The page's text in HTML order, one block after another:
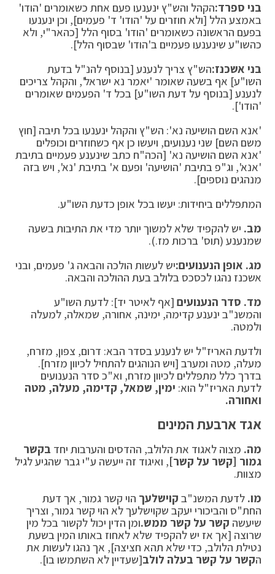
בני ספרד:הקהל והש"ץ ינענעו פעם אחת כשאומרים 'הודו'
באמצע הלל [ולא חוזרים על 'הודו' ד' פעמים], וכן ינענעו
בפעם הראשונה כשאומרים 'הודו' בסוף הלל [כהאר"י, ולא
כהשו"ע שינענעו פעמיים ב'הודו' שבסוף הלל].
בני אשכנז:הש"ץ צריך לנענע [בנוסף להנ"ל בדעת
השו"ע] אף בשעה שאומר 'יאמר נא ישראל', והקהל צריכים
לנענע [בנוסף על דעת השו"ע] בכל ד' הפעמים שאומרים
'הודו'].
'אנא השם הושיעה נא': הש"ץ והקהל ינענעו בכל תיבה [חוץ
משם השם] שני נענועים, ויעשו כן אף כשחוזרים וכופלים
'אנא השם הושיעה נא' [הכה"ח כתב שינענע פעמיים בתיבת
'אנא', וג"פ בתיבת 'הושיעה' ופעם א' בתיבת 'נא', ויש בזה
מנהגים נוספים].
המתפללים ביחידות: יעשו בכל אופן כדעת השו"ע.
מב. יש להקפיד שלא למשוך יותר מדי את התיבות בשעה
שמנענע (תוס' ברכות מז.).
מג. אופן הנענועים:יש לעשות הולכה והבאה ג' פעמים, ובני
אשכנז נהגו לכסכס בלולב בעת ההולכה והבאה.
מד. סדר הנענועים [אף לאיטר יד]: לדעת השו"ע
והמשנ"ב ינענע קדימה, ימינה, אחורה, שמאלה, למעלה
ולמטה.
ולדעת האריז"ל יש לנענע בסדר הבא: דרום, צפון, מזרח,
מעלה, מטה ומערב [ויש הנוהגים להתחיל לכיוון מזרח].
בדרך כלל מתפללים לכיוון מזרח, וא"כ סדר הנענועים
לדעת האריז"ל הוא: ימין, שמאל, קדימה, מעלה, מטה
ואחורה.
אגד ארבעת המינים
מה. מצוה לאגוד את הלולב, ההדסים והערבות יחד בקשר
גמור [קשר על קשר], ואיגוד זה ייעשה ע"י גבר שהגיע לגיל
מצוות.
מו. לדעת המשנ"ב קוישלעך הוי קשר גמור, אך דעת
החת"ס והביכורי יעקב שקוישלעך לא הוי קשר גמור, וצריך
שיעשה קשר על קשר ממש.ומן הדין יכול לקשור בכל מין
שרוצה [אך אז יש להקפיד שלא לאחוז באותו המין בשעת
נטילת הלולב, כדי שלא תהא חציצה], אך נהגו לעשות את
הקשר על קשר בעלה לולב[שעדיין לא השתמשו בו].